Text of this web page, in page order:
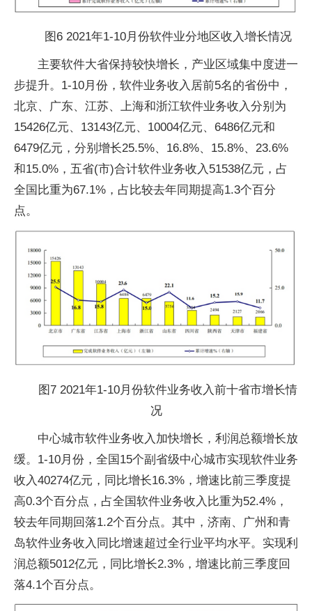
图6 2021年1-10月份软件业分地区收入增长情况
主要软件大省保持较快增长，产业区域集中度进一
步提升。1-10月份，软件业务收入居前5名的省份中，
北京、广东、江苏、上海和浙江软件业务收入分别为
15426亿元、13143亿元、10004亿元、6486亿元和
6479亿元，分别增长25.5%、16.8%、15.8%、23.6%
和15.0%，五省(市)合计软件业务收入51538亿元，占
全国比重为67.1%，占比较去年同期提高1.3个百分
点。
图7 2021年1-10月份软件业务收入前十省市增长情
况
中心城市软件业务收入加快增长，利润总额增长放
缓。1-10月份，全国15个副省级中心城市实现软件业务
收入40274亿元，同比增长16.3%，增速比前三季度提
高0.3个百分点，占全国软件业务收入比重为52.4%，
较去年同期回落1.2个百分点。其中，济南、广州和青
岛软件业务收入同比增速超过全行业平均水平。实现利
润总额5012亿元，同比增长2.3%，增速比前三季度回
落4.1个百分点。